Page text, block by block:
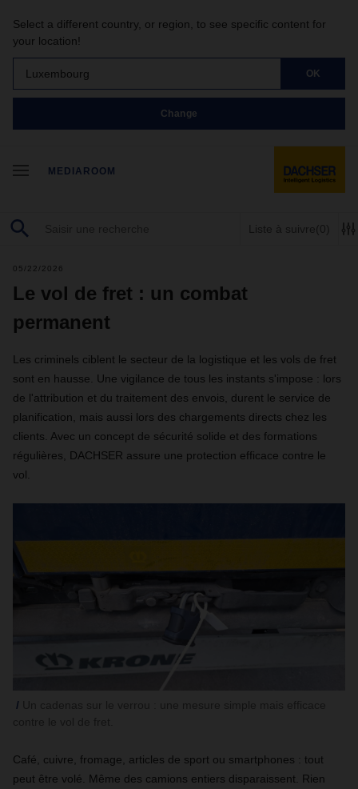
Select a different country, or region, to see specific content for
your location!
Luxembourg OK
Change
MEDIAROOM
Liste à suivre(0)
05/22/2026
Le vol de fret : un combat
permanent
Les criminels ciblent le secteur de la logistique et les vols de fret
sont en hausse. Une vigilance de tous les instants s'impose : lors
de l'attribution et du traitement des envois, durent le service de
planification, mais aussi lors des chargements directs chez les
clients. Avec un concept de sécurité solide et des formations
régulières, DACHSER assure une protection efficace contre le
vol.
Café, cuivre, fromage, articles de sport ou smartphones : tout
peut être volé. Même des camions entiers disparaissent. Rien